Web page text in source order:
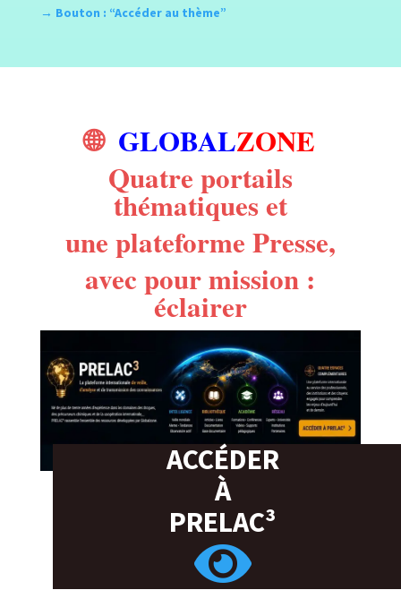
→ Bouton : “Accéder au thème”
🌐 GLOBALZONE
Quatre portails
thématiques et
une plateforme Presse,
avec pour mission :
éclairer
ACCÉDER
À
PRELAC³
